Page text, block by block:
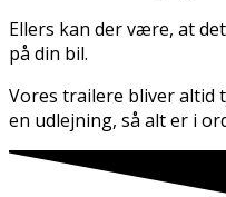
Ellers kan der være, at
på din bil.
Vores trailere bliver
en udlejning, så alt er i